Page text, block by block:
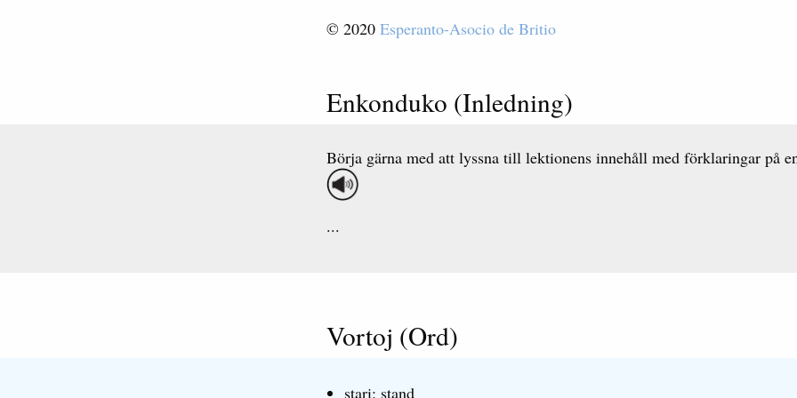
© 2020 Esperanto-Asocio de Britio
Enkonduko (Inledning)
Börja gärna med att lyssna till lektionens innehåll med förklaringar på
...
Vortoj (Ord)
stari: stand